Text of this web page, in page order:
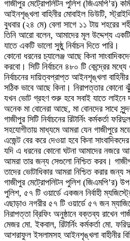
গাজীপুর মেট্রোপলিটন পুলিশ (জিএমপি’র)
আইনশৃঙ্খলা বাহিনীর মোবাইল ডিউটি,
বুধবার (২৪ মে) বেলা সাগে ১১ টায় শহরের
তিনি আরো বলেন, আমাদের মূল উদ্দেশ্য
যাতে একটি ভালো সুষ্ঠু নির্বাচন দিতে পারি।
কোনো ধরনের চ্যালেঞ্জ আছে কিনা
করবো। সিটি নির্বাচনে ৪৮০ টি কেন্দ্রের
নির্বাচনের দায়িত্বপ্রাপ্ত আইনশৃঙ্খলা
সঠিক ভাবে আছে কিনা। নিরাপত্তার কোনো
যখন ভোট গ্রহণ শুরু হবে সবাই যাতে লাইনে
অনেক মা বোনেরা আছে, মা বোনদের সাথে
গাজীপুর সিটি নির্বাচনের রিটার্নিং
সহযোগীতায় মাধ্যমে আমরা যেন গাজীপুরে
এজেন্ট বের করে দেওয়া হবে কিনা
যদি এ ধরনের কোনো ঘটনা আমাদের নজরে
আমরা তার জন্য সেগুলো নিশ্চিত করব।
তাদের ভোটাধিকার আমরা নিশ্চিত করার জন্য
গাজীপুর মেট্রোপলিটন পুলিশ (জিএমপি’র)
পুলিশ, ৫৭ টি ওয়ার্ডে একজন নির্বাহী
এছাড়াও নগরীর ৫৭ টি ওয়ার্ডে ৫৭ জন
নিরাপত্তা ব্রিফিং অনুষ্ঠানে বক্তব্য
মেজর মো. ইকবাল, রিটার্নিং কর্মকর্তা মো.
আশরাফুল ইসলামসহ আইনশৃঙ্খলা বাহীনীর